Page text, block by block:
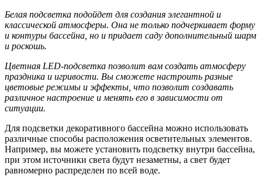
Белая подсветка подойдет для создания элегантной и
классической атмосферы. Она не только подчеркивает форму
и контуры бассейна, но и придает саду дополнительный шарм
и роскошь.
Цветная LED-подсветка позволит вам создать атмосферу
праздника и игривости. Вы сможете настроить разные
цветовые режимы и эффекты, что позволит создавать
различное настроение и менять его в зависимости от
ситуации.
Для подсветки декоративного бассейна можно использовать
различные способы расположения осветительных элементов.
Например, вы можете установить подсветку внутри бассейна,
при этом источники света будут незаметны, а свет будет
равномерно распределен по всей воде.